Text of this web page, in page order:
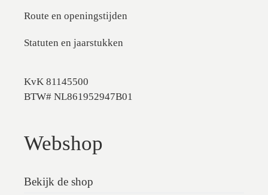
Route en openingstijden
Statuten en jaarstukken
KvK 81145500
BTW# NL861952947B01
Webshop
Bekijk de shop